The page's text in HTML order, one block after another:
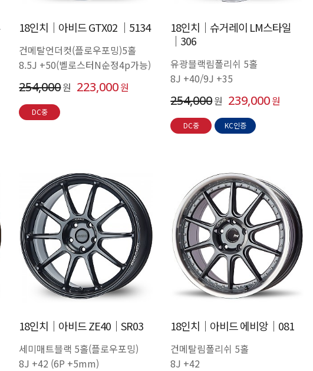
18인치│아비드 GTX02 │5134
건메탈언더컷(플로우포밍)5홀
8.5J +50(벨로스터N순정4p가능)
254,000원 223,000원
DC중
18인치│슈거레이 LM스타일
│306
유광블랙림폴리쉬 5홀
8J +40/9J +35
254,000원 239,000원
DC중 KC인증
18인치│아비드 ZE40│SR03
세미매트블랙 5홀(플로우포밍)
8J +42 (6P +5mm)
18인치│아비드 에비앙│081
건메탈림폴리쉬 5홀
8J +42